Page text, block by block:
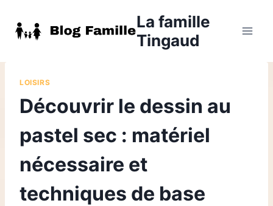
contenu
La famille
Tingaud
LOISIRS
Découvrir le dessin au
pastel sec : matériel
nécessaire et
techniques de base